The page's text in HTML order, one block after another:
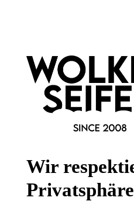
Informationen
Gesetzliche Informationen
Wissenswertes
Wir